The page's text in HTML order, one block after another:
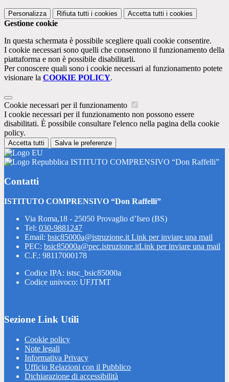
Personalizza Rifiuta tutti i cookies Accetta tutti i cookies
Gestione cookie
In questa schermata è possibile scegliere quali cookie consentire.
I cookie necessari sono quelli che consentono il funzionamento della
piattaforma e non è possibile disabilitarli.
Per conoscere quali sono i cookie necessari al funzionamento potete
visionare la COOKIE POLICY.
Cookie necessari per il funzionamento
I cookie necessari per il funzionamento non possono essere
disabilitati. È possibile consultare l'elenco nella pagina della cookie
policy.
Accetta tutti Salva le preferenze
ISTITUTO COMPRENSIVO “Don Raffelli”
Contatti
ISTITUTO COMPRENSIVO “Don Raffelli”
Via Roma,18 - 25050 Provaglio d’Iseo (BS)
Tel: 030-9881247
Email: bsic85000a@istruzione.it Link per inviare una mail
PEC: bsic85000a@pec.istruzione.itLink per inviare una mail
C.F.: 98117000178
Codice IPA: istsc_bsic85000a
Codice univoco: UFJTMT
Sezione Link Utili
Cookie policy
Note legali
Informativa Privacy
Ufficio Relazioni con il Pubblico
Dichiarazione di accessibilità